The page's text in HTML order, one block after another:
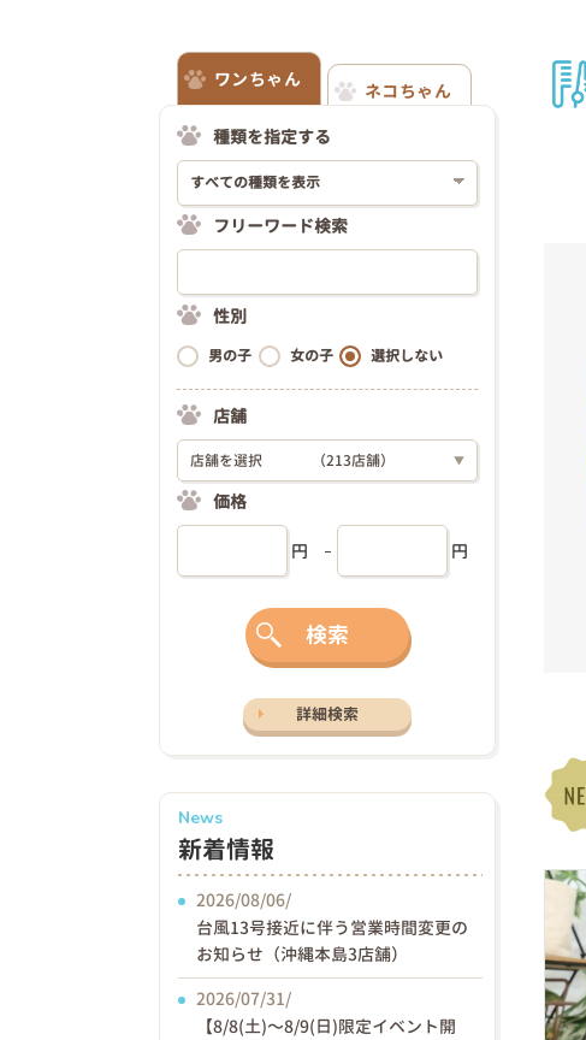
ワンちゃん
ネコちゃん
種類を指定する
フリーワード検索
性別
男の子 女の子 選択しない
店舗
店舗を選択 （213店舗） ▼
価格
円 円
検索
詳細検索
News
新着情報
2026/08/06/
台風13号接近に伴う営業時間変更の
お知らせ（沖縄本島3店舗）
2026/07/31/
【8/8(土)〜8/9(日)限定イベント開